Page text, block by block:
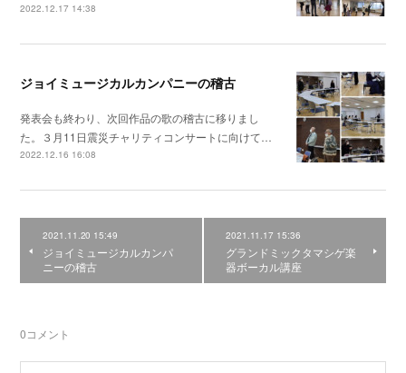
2022.12.17 14:38
ジョイミュージカルカンパニーの稽古
発表会も終わり、次回作品の歌の稽古に移りまし
た。３月11日震災チャリティコンサートに向けて…
2022.12.16 16:08
2021.11.20 15:49
ジョイミュージカルカンパ
ニーの稽古
2021.11.17 15:36
グランドミックタマシゲ楽
器ボーカル講座
0コメント